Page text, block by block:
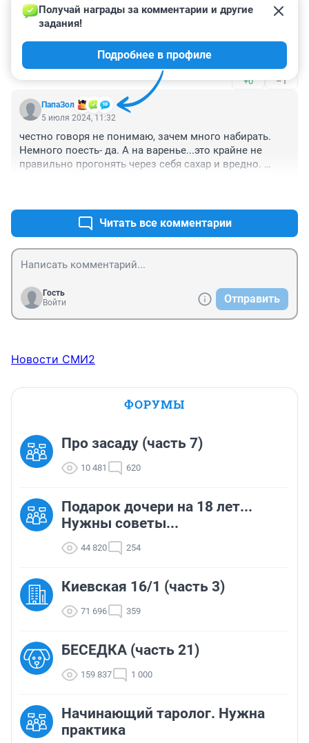
Гость
5 июля 2024, 14:59
Многие путают вкус и запах. У клубники и земляники
волшебный аромат и почти нет вкуса
+0 –1
ПапаЗол
Получай награды за комментарии и другие
задания!
Подробнее в профиле
5 июля 2024, 11:32
честно говоря не понимаю, зачем много набирать.
Немного поесть- да. А на варенье...это крайне не
правильно прогонять через себя сахар и вредно.
Читать все комментарии
Гость
Войти
Отправить
Новости СМИ2
ФОРУМЫ
Про засаду (часть 7)
10 481 620
Подарок дочери на 18 лет...
Нужны советы...
44 820 254
Киевская 16/1 (часть 3)
71 696 359
БЕСЕДКА (часть 21)
159 837 1 000
Начинающий таролог. Нужна
практика